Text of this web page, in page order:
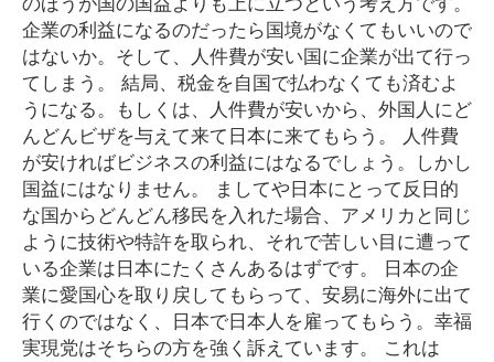
企業の利益になるのだったら国境がなくてもいいので
はないか。そして、人件費が安い国に企業が出て行っ
てしまう。 結局、税金を自国で払わなくても済むよ
うになる。もしくは、人件費が安いから、外国人にど
んどんビザを与えて来て日本に来てもらう。 人件費
が安ければビジネスの利益にはなるでしょう。しかし
国益にはなりません。 ましてや日本にとって反日的
な国からどんどん移民を入れた場合、アメリカと同じ
ように技術や特許を取られ、それで苦しい目に遭って
いる企業は日本にたくさんあるはずです。 日本の企
業に愛国心を取り戻してもらって、安易に海外に出て
行くのではなく、日本で日本人を雇ってもらう。幸福
実現党はそちらの方を強く訴えています。 これは